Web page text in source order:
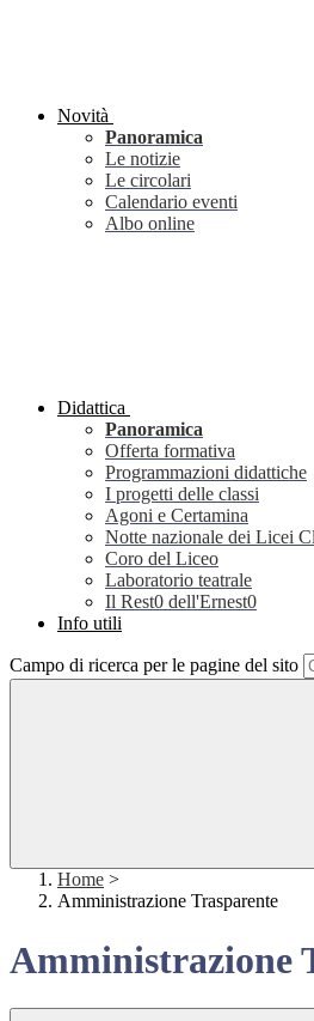
Novità
Panoramica
Le notizie
Le circolari
Calendario eventi
Albo online
Didattica
Panoramica
Offerta formativa
Programmazioni didattiche
I progetti delle classi
Agoni e Certamina
Notte nazionale dei Licei
Coro del Liceo
Laboratorio teatrale
Il Rest0 dell'Ernest0
Info utili
Campo di ricerca per le pagine del sito
Home >
Amministrazione Trasparente
Amministrazione